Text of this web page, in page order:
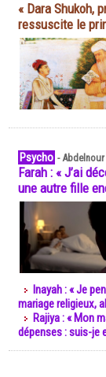
« Dara Shukoh,
ressuscite le
Psycho -
Farah : « J’ai
une autre fille
Inayah : « Je
mariage religieux,
Rajiya : « Mon
dépenses : suis-je